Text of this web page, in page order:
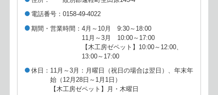
電話番号
0158-49-4022
期間・営業時間
4月～10月 9:30～18:00
11月～3月 10:00～17:00
【木工房ゼペット】10:00～12:00、
13:00～17:00
休日
11月～3月：月曜日（祝日の場合は翌日）、年末年
始（12月28日～1月1日）
【木工房ゼペット】月・木曜日